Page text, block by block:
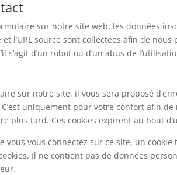
sur notre site web, les données
et l’URL source sont collectées afin de
s’agit d’un robot ou d’un abus de
sur notre site, il vous sera proposé
uniquement pour votre confort afin
plus tard. Ces cookies expirent au bout
vous vous connectez sur ce site, un
Il ne contient pas de données